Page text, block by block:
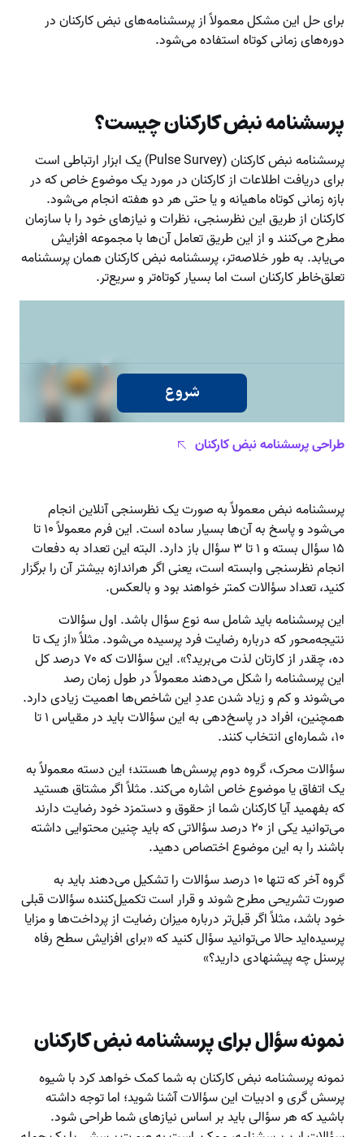
برای حل این مشکل معمولاً از پرسشنامه‌های نبض کارکنان در
دوره‌های زمانی کوتاه استفاده می‌شود.
پرسشنامه نبض کارکنان چیست؟
پرسشنامه نبض کارکنان (Pulse Survey) یک ابزار ارتباطی است
برای دریافت اطلاعات از کارکنان در مورد یک موضوع خاص که در
بازه زمانی کوتاه ماهیانه و یا حتی هر دو هفته انجام می‌شود.
کارکنان از طریق این نظرسنجی، نظرات و نیازهای خود را با سازمان
مطرح می‌کنند و از این طریق تعامل آن‌ها با مجموعه افزایش
می‌یابد. به طور خلاصه‌تر، پرسشنامه نبض کارکنان همان پرسشنامه
تعلق‌خاطر کارکنان است اما بسیار کوتاه‌تر و سریع‌تر.
طراحی پرسشنامه نبض کارکنان
پرسشنامه نبض معمولاً به صورت یک نظرسنجی آنلاین انجام
می‌شود و پاسخ به آن‌ها بسیار ساده است. این فرم معمولاً ۱۰ تا
۱۵ سؤال بسته و ۱ تا ۳ سؤال باز دارد. البته این تعداد به دفعات
انجام نظرسنجی وابسته است، یعنی اگر هراندازه بیشتر آن را برگزار
کنید، تعداد سؤالات کمتر خواهند بود و بالعکس.
این پرسشنامه باید شامل سه نوع سؤال باشد. اول سؤالات
نتیجه‌محور که درباره رضایت فرد پرسیده می‌شود. مثلاً «از یک تا
ده، چقدر از کارتان لذت می‌برید؟». این سؤالات که ۷۰ درصد کل
این پرسشنامه را شکل می‌دهند معمولاً در طول زمان رصد
می‌شوند و کم و زیاد شدن عددِ این شاخص‌ها اهمیت زیادی دارد.
همچنین، افراد در پاسخ‌دهی به این سؤالات باید در مقیاس ۱ تا
۱۰، شماره‌ای انتخاب کنند.
سؤالات محرک، گروه دوم پرسش‌ها هستند؛ این دسته معمولاً به
یک اتفاق یا موضوع خاص اشاره می‌کند. مثلاً اگر مشتاق هستید
که بفهمید آیا کارکنان شما از حقوق و دستمزد خود رضایت دارند
می‌توانید یکی از ۲۰ درصد سؤالاتی که باید چنین محتوایی داشته
باشند را به این موضوع اختصاص دهید.
گروه آخر که تنها ۱۰ درصد سؤالات را تشکیل می‌دهند باید به
صورت تشریحی مطرح شوند و قرار است تکمیل‌کننده سؤالات قبلی
خود باشد، مثلاً اگر قبل‌تر درباره میزان رضایت از پرداخت‌ها و مزایا
پرسیده‌اید حالا می‌توانید سؤال کنید که «برای افزایش سطح رفاه
پرسنل چه پیشنهادی دارید؟»
نمونه سؤال برای پرسشنامه نبض کارکنان
نمونه پرسشنامه نبض کارکنان به شما کمک خواهد کرد با شیوه
پرسش گری و ادبیات این سؤالات آشنا شوید؛ اما توجه داشته
باشید که هر سؤالی باید بر اساس نیازهای شما طراحی شود.